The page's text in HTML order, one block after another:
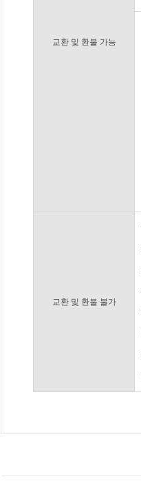
교환 및 환불 가능
교환 및 환불 불가